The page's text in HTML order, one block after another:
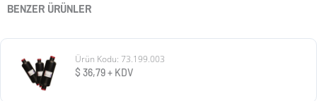
BENZER ÜRÜNLER
Ürün Kodu: 73.199.003
$ 36,79+ KDV